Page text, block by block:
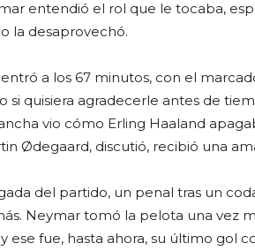
entendió el rol que le tocaba,
la desaprovechó.
a los 67 minutos, con el
si quisiera agradecerle antes de
vio cómo Erling Haaland
Ødegaard, discutió, recibió una
del partido, un penal tras un
Neymar tomó la pelota una vez
ese fue, hasta ahora, su último gol